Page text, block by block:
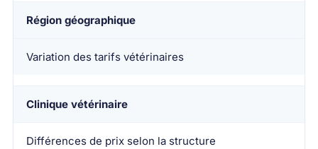
Région géographique
Variation des tarifs vétérinaires
Clinique vétérinaire
Différences de prix selon la structure